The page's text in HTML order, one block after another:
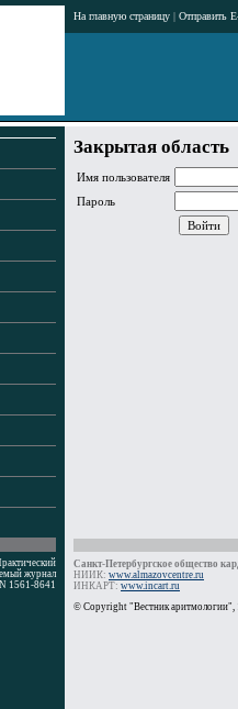
На главную страницу | Отправить
Закрытая область
Имя пользователя
Пароль
журнал
1561-8641
Санкт-Петербургское общество
НИИК: www.almazovcentre.ru
ИНКАРТ: www.incart.ru
© Copyright "Вестник аритмологии",